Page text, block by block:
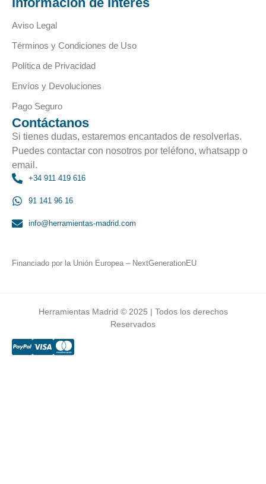
Aviso Legal
Términos y Condiciones de Uso
Política de Privacidad
Envíos y Devoluciones
Pago Seguro
Contáctanos
Si tienes dudas, estaremos encantados de resolverlas.
Puedes contactar con nosotros por teléfono, whatsapp o
email.
+34 911 419 616
91 141 96 16
info@herramientas-madrid.com
Financiado por la Unión Europea – NextGenerationEU
Herramientas Madrid © 2025 | Todos los derechos
Reservados